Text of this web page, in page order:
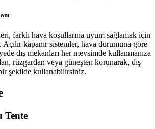
farklı hava koşullarına uyum sağlamak için
kapanır sistemler, hava durumuna göre
dış mekanları her mevsimde kullanmanıza
rüzgardan veya güneşten korunarak, dış
şekilde kullanabilirsiniz.
Tente